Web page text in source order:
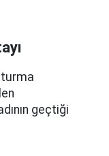
geçtiği